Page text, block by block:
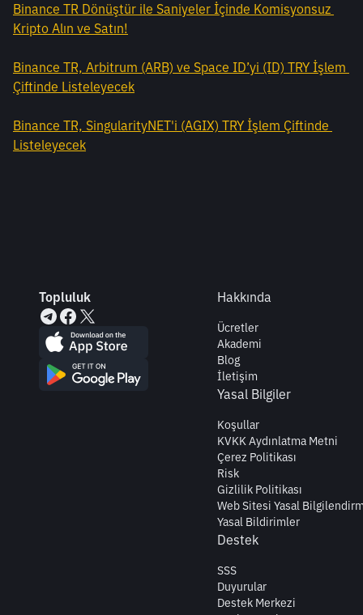
Binance TR Dönüştür ile Saniyeler İçinde Komisyonsuz
Kripto Alın ve Satın!
Binance TR, Arbitrum (ARB) ve Space ID’yi (ID) TRY İşlem
Çiftinde Listeleyecek
Binance TR, SingularityNET'i (AGIX) TRY İşlem Çiftinde
Listeleyecek
Topluluk Hakkında
Ücretler
Akademi
Blog
İletişim
Yasal Bilgiler
Koşullar
KVKK Aydınlatma Metni
Çerez Politikası
Risk
Gizlilik Politikası
Web Sitesi Yasal
Yasal Bildirimler
Destek
SSS
Duyurular
Destek Merkezi